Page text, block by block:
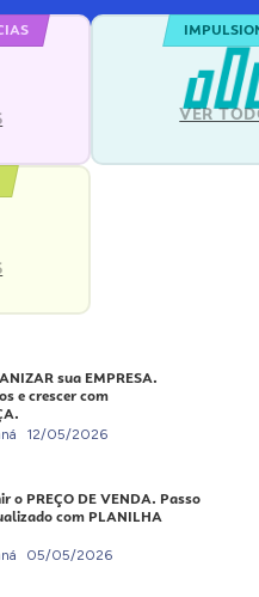
VER
sua EMPRESA.
e crescer com
12/05/2026
o PREÇO DE VENDA. Passo
com PLANILHA
05/05/2026